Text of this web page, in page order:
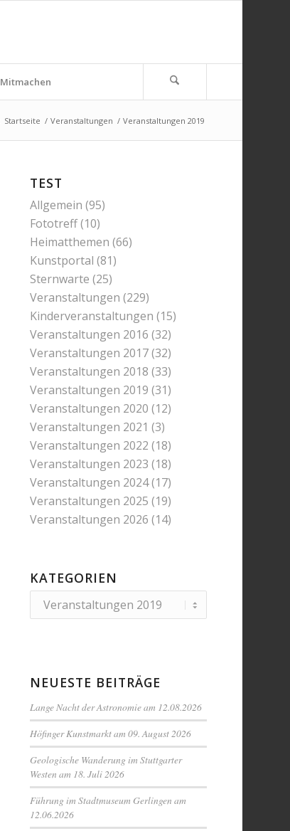
Mitmachen
Startseite / Veranstaltungen / Veranstaltungen 2019
TEST
Allgemein (95)
Fototreff(10)
Heimatthemen (66)
Kunstportal (81)
Sternwarte (25)
Veranstaltungen (229)
Kinderveranstaltungen (15)
Veranstaltungen 2016 (32)
Veranstaltungen 2017(32)
Veranstaltungen 2018 (33)
Veranstaltungen 2019 (31)
Veranstaltungen 2020 (12)
Veranstaltungen 2021 (3)
Veranstaltungen 2022 (18)
Veranstaltungen 2023 (18)
Veranstaltungen 2024(17)
Veranstaltungen 2025 (19)
Veranstaltungen 2026 (14)
KATEGORIEN
Kategorien
NEUESTE BEITRÄGE
Lange Nacht der Astronomie am 12.08.2026
Höfinger Kunstmarkt am 09. August 2026
Geologische Wanderung im Stuttgarter
Westen am 18. Juli 2026
Führung im Stadtmuseum Gerlingen am
12.06.2026